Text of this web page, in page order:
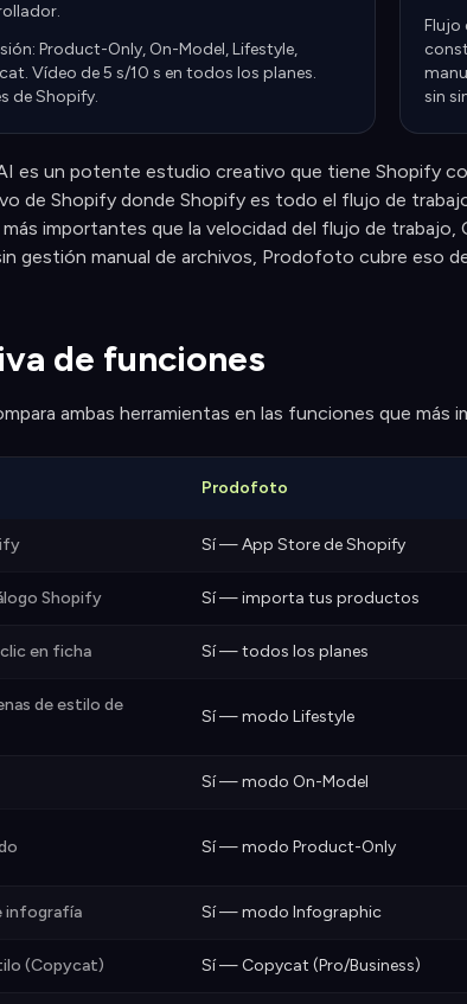
Product-Only, On-Model, Lifestyle,
Vídeo de 5 s/10 s en todos los planes.
de Shopify.
Flujo
sin
es un potente estudio creativo que tiene Shopify
de Shopify donde Shopify es todo el flujo de
importantes que la velocidad del flujo de trabajo,
gestión manual de archivos, Prodofoto cubre eso
de funciones
ambas herramientas en las funciones que más
Prodofoto
Sí — App Store de Shopify
Shopify Sí — importa tus productos
en ficha Sí — todos los planes
de estilo de
Sí — modo Lifestyle
Sí — modo On-Model
Sí — modo Product-Only
infografía Sí — modo Infographic
(Copycat) Sí — Copycat (Pro/Business)